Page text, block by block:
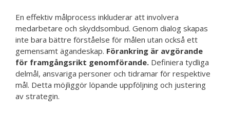
En effektiv målprocess inkluderar att involvera
medarbetare och skyddsombud. Genom dialog skapas
inte bara bättre förståelse för målen utan också ett
gemensamt ägandeskap. Förankring är avgörande
för framgångsrikt genomförande. Definiera tydliga
delmål, ansvariga personer och tidramar för respektive
mål. Detta möjliggör löpande uppföljning och justering
av strategin.